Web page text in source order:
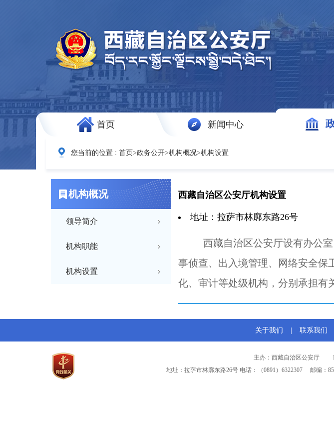
首页 新闻中心
您当前的位置 : 首页>政务公开>机构概况>机构设置
机构概况
领导简介
机构职能
机构设置
西藏自治区公安厅机构设置
地址：拉萨市林廓东路26号
西藏自治区公安厅设有办公室
事侦查、出入境管理、网络安全保
化、审计等处级机构，分别承担有
关于我们 联系我们
主办：西藏自治区公安厅
地址：拉萨市林廓东路26号 电话：（0891）6322307 邮编：